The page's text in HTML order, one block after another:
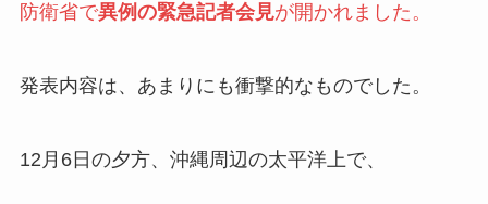
防衛省で異例の緊急記者会見が開かれました。
発表内容は、あまりにも衝撃的なものでした。
12月6日の夕方、沖縄周辺の太平洋上で、